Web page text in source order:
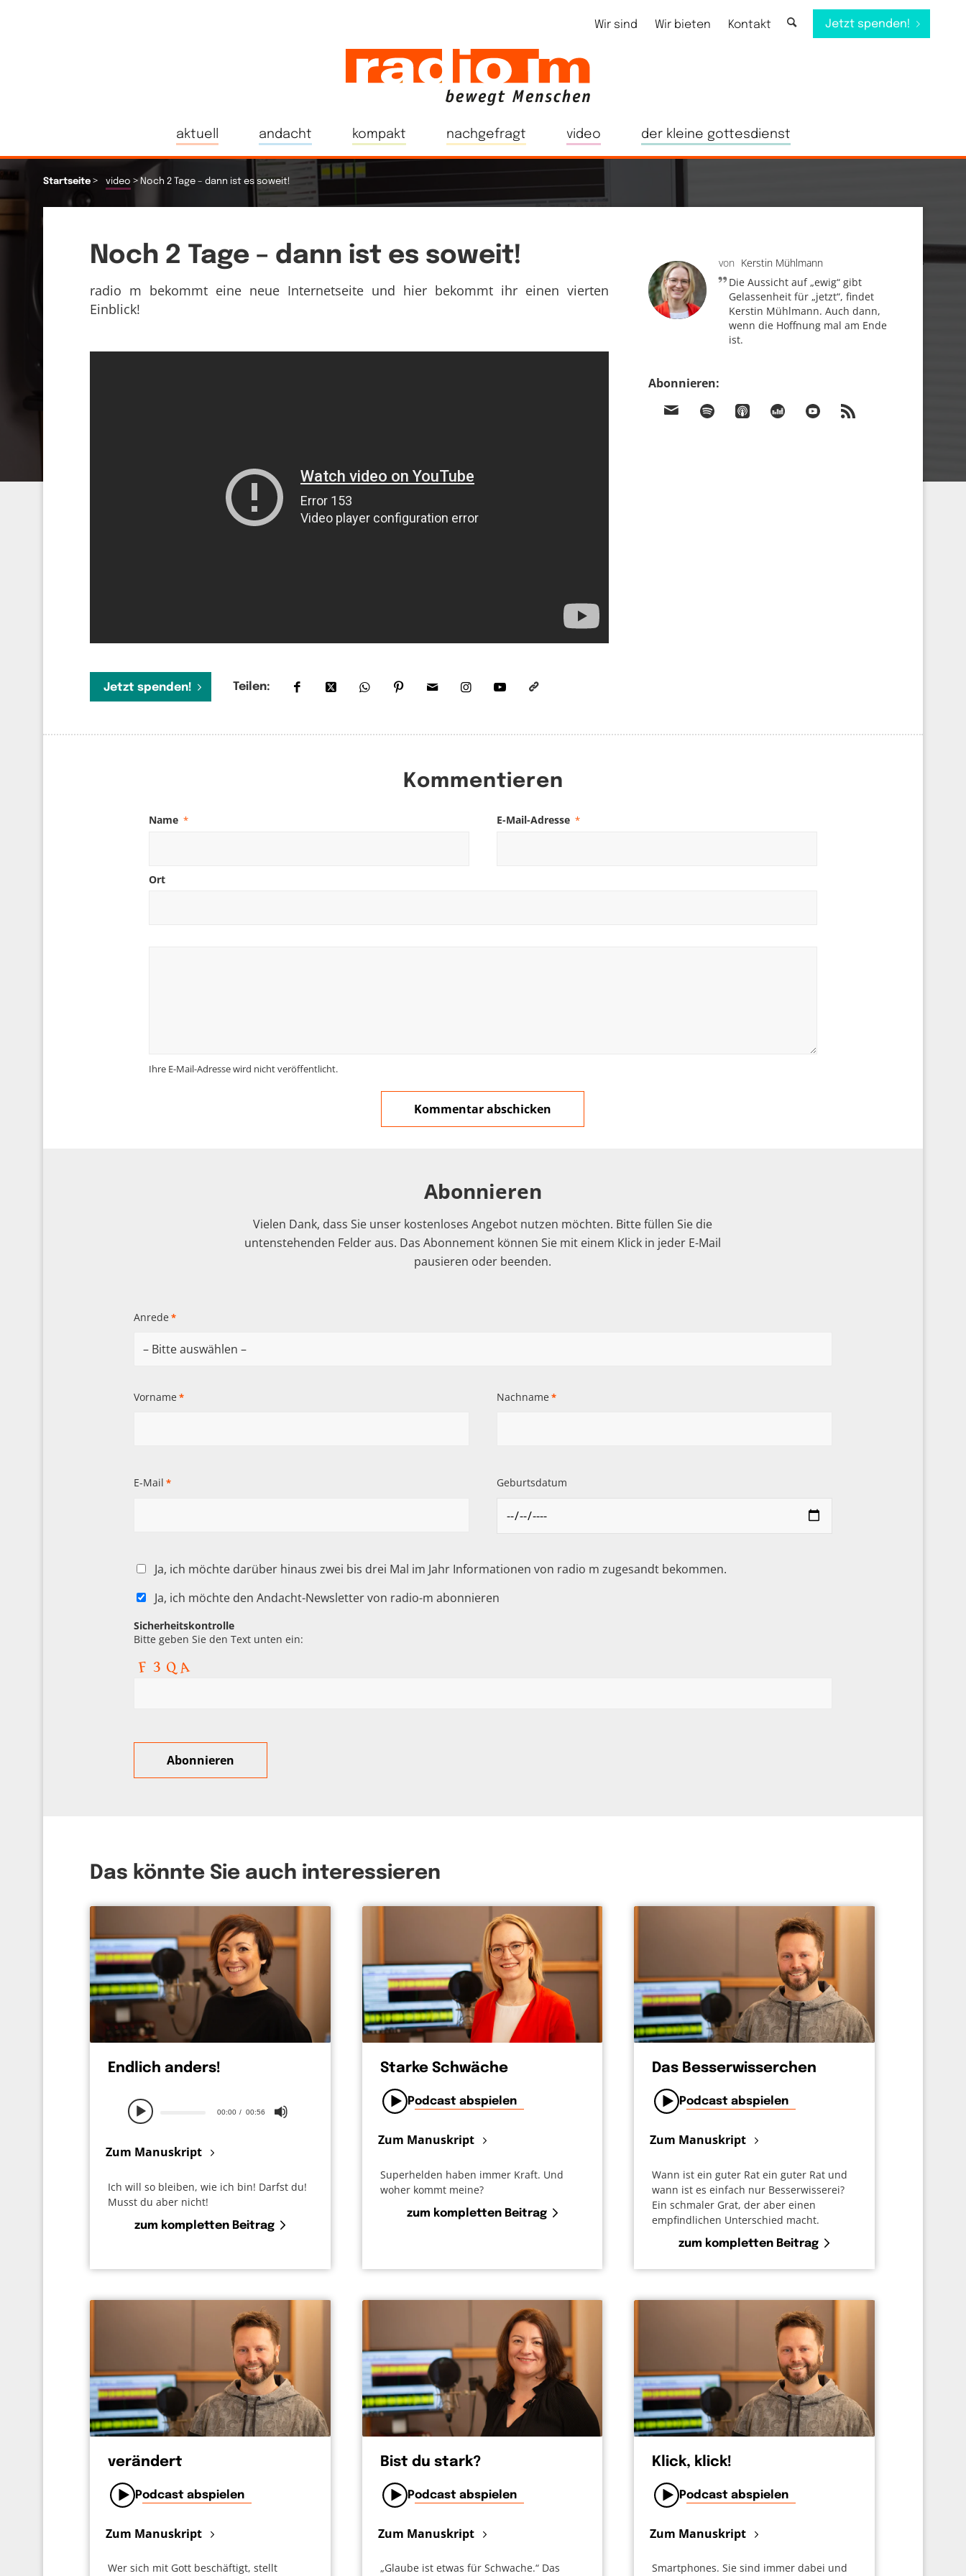
Wir sind Wir bieten Kontakt Jetzt spenden!
aktuell andacht kompakt nachgefragt video der kleine gottesdienst
Startseite > video >Noch 2 Tage – dann ist es soweit!
Noch 2 Tage – dann ist es soweit!
radio m bekommt eine neue Internetseite und hier bekommt ihr einen vierten
Einblick!
Jetzt spenden! Teilen:
von Kerstin Mühlmann
Die Aussicht auf „ewig“ gibt
Gelassenheit für „jetzt“, findet
Kerstin Mühlmann. Auch dann,
wenn die Hoffnung mal am Ende
ist.
Abonnieren:
Kommentieren
Name * E-Mail-Adresse *
Ort
Ihre E-Mail-Adresse wird nicht veröffentlicht.
Abonnieren
Vielen Dank, dass Sie unser kostenloses Angebot nutzen möchten. Bitte füllen Sie die
untenstehenden Felder aus. Das Abonnement können Sie mit einem Klick in jeder E-Mail
pausieren oder beenden.
Anrede *
Vorname * Nachname *
E-Mail * Geburtsdatum
Ja, ich möchte darüber hinaus zwei bis drei Mal im Jahr Informationen von radio m zugesandt bekommen.
Ja, ich möchte den Andacht-Newsletter von radio-m abonnieren
Sicherheitskontrolle
Bitte geben Sie den Text unten ein:
Das könnte Sie auch interessieren
Endlich anders!
00:00 00:56
Zum Manuskript
Ich will so bleiben, wie ich bin! Darfst du!
Musst du aber nicht!
zum kompletten Beitrag
Starke Schwäche
Podcast abspielen
Zum Manuskript
Superhelden haben immer Kraft. Und
woher kommt meine?
zum kompletten Beitrag
Das Besserwisserchen
Podcast abspielen
Zum Manuskript
Wann ist ein guter Rat ein guter Rat und
wann ist es einfach nur Besserwisserei?
Ein schmaler Grat, der aber einen
empfindlichen Unterschied macht.
zum kompletten Beitrag
verändert
Podcast abspielen
Zum Manuskript
Wer sich mit Gott beschäftigt, stellt
Bist du stark?
Podcast abspielen
Zum Manuskript
„Glaube ist etwas für Schwache.“ Das
Klick, klick!
Podcast abspielen
Zum Manuskript
Smartphones. Sie sind immer dabei und